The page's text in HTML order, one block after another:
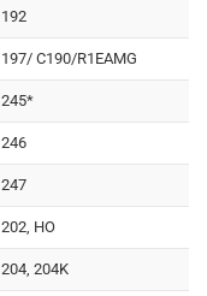
192
197/ C190/R1EAMG
245*
246
247
202, HO
204, 204K